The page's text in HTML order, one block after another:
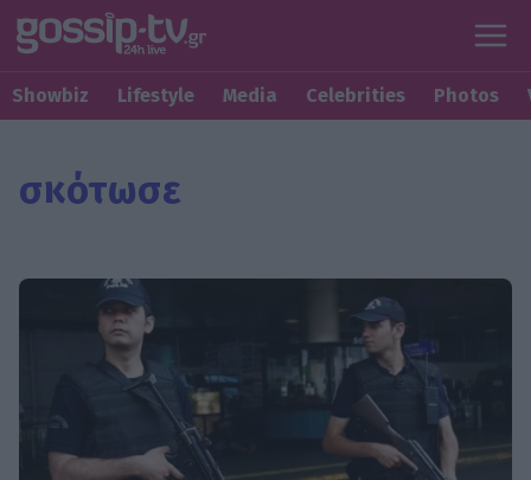
Showbiz Lifestyle Media Celebrities Photos
σκότωσε